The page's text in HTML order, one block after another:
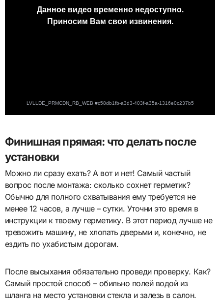
Финишная прямая: что делать после
установки
Можно ли сразу ехать? А вот и нет! Самый частый
вопрос после монтажа: сколько сохнет герметик?
Обычно для полного схватывания ему требуется не
менее 12 часов, а лучше – сутки. Уточни это время в
инструкции к твоему герметику. В этот период лучше не
тревожить машину, не хлопать дверьми и, конечно, не
ездить по ухабистым дорогам.
После высыхания обязательно проведи проверку. Как?
Самый простой способ – обильно полей водой из
шланга на место установки стекла и залезь в салон.